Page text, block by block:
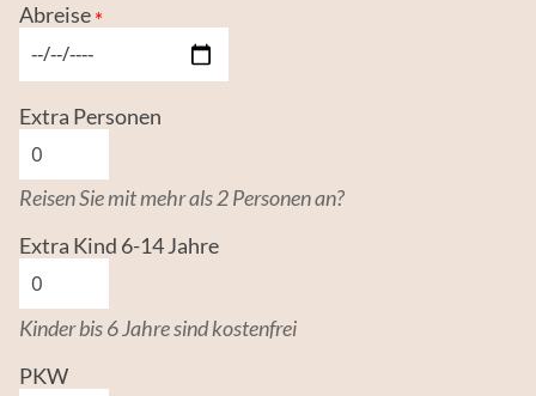
Abreise
Extra Personen
Reisen Sie mit mehr als 2 Personen an?
Extra Kind 6-14 Jahre
Kinder bis 6 Jahre sind kostenfrei
PKW